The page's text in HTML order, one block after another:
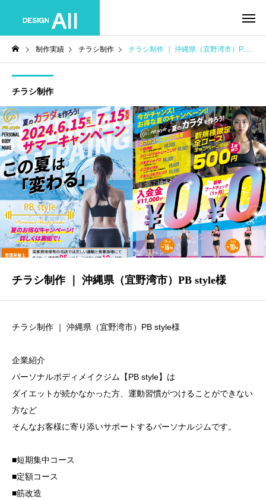
制作実績 チラシ制作 チラシ制作 ｜ 沖縄県（宜野湾市）PB style様
チラシ制作
チラシ制作 ｜ 沖縄県（宜野湾市）PB style様
チラシ制作 ｜ 沖縄県（宜野湾市）PB style様
企業紹介
パーソナルボディメイクジム【PB style】は
ダイエットが続かなかった方、運動習慣がつけることができない
方など
そんなお客様に寄り添いサポートするパーソナルジムです。
■短期集中コース
■定額コース
■筋改造